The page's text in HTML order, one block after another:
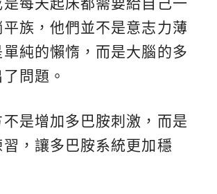
族，他們並不是意志力薄
純的懶惰，而是大腦的多
問題。
是增加多巴胺刺激，而是
，讓多巴胺系統更加穩